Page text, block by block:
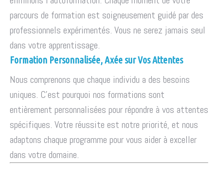
parcours de formation est soigneusement guidé par des
professionnels expérimentés. Vous ne serez jamais seul
dans votre apprentissage.
Formation Personnalisée, Axée sur Vos Attentes
Nous comprenons que chaque individu a des besoins
uniques. C'est pourquoi nos formations sont
entièrement personnalisées pour répondre à vos attentes
spécifiques. Votre réussite est notre priorité, et nous
adaptons chaque programme pour vous aider à exceller
dans votre domaine.